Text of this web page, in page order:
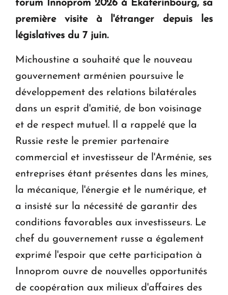
Le premier hôtel Hyatt Regency d'Arménie
ouvrira ses portes à Dilijan
forum Innoprom 2026 à Ekaterinbourg, sa
première visite à l'étranger depuis les
législatives du 7 juin.
Michoustine a souhaité que le nouveau
gouvernement arménien poursuive le
développement des relations bilatérales
dans un esprit d'amitié, de bon voisinage
et de respect mutuel. Il a rappelé que la
Russie reste le premier partenaire
commercial et investisseur de l'Arménie, ses
entreprises étant présentes dans les mines,
la mécanique, l'énergie et le numérique, et
a insisté sur la nécessité de garantir des
conditions favorables aux investisseurs. Le
chef du gouvernement russe a également
exprimé l'espoir que cette participation à
Innoprom ouvre de nouvelles opportunités
de coopération aux milieux d'affaires des